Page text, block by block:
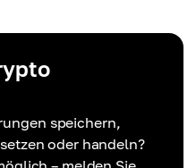
speichern,
oder handeln?